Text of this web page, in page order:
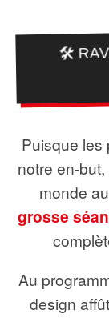
🛠️
Puisque les
notre en-
monde
grosse
Au
design